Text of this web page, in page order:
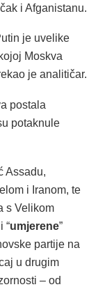
i Afganistanu.
je uvelike
Moskva
je analitičar.
postala
potaknule
Assadu,
i Iranom, te
s Velikom
“umjerene”
partije na
u drugim
– od